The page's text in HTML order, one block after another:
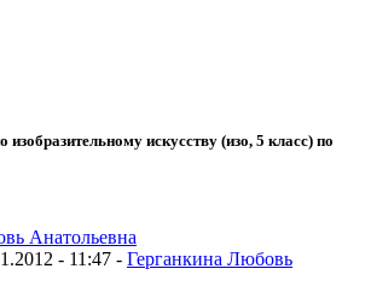
изобразительному искусству (изо, 5 класс) по
- 11:47 - Герганкина Любовь